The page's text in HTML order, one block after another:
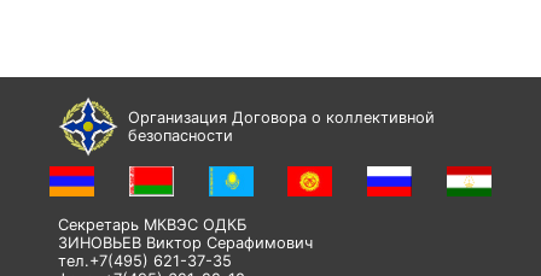
Организация Договора о коллективной
безопасности
Секретарь МКВЭС ОДКБ
ЗИНОВЬЕВ Виктор Серафимович
тел.+7(495) 621-37-35